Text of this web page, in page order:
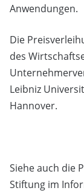
Anwendungen.
Die
des
Leibniz
Hannover.
Siehe auch die
Stiftung im